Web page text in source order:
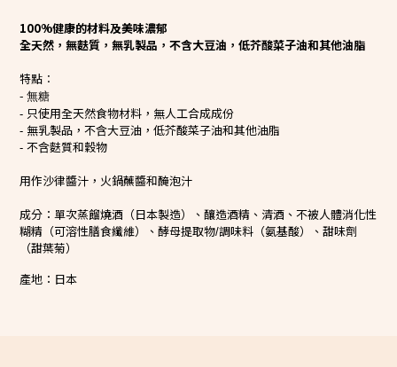
100%健康的材料及美味濃郁
全天然，無麩質，無乳製品，不含大豆油，低芥酸菜子油和其他油脂
特點︰
- 無糖
- 只使用全天然食物材料，無人工合成成份
- 無乳製品，不含大豆油，低芥酸菜子油和其他油脂
- 不含麩質和穀物
用作沙律醬汁，火鍋蘸醬和醃泡汁
成分： 單次蒸餾燒酒（日本製造）、釀造酒精、清酒、不被人體消化性
糊精（可溶性膳食纖維）、酵母提取物/調味料（氨基酸）、甜味劑
（甜葉菊）
產地：日本